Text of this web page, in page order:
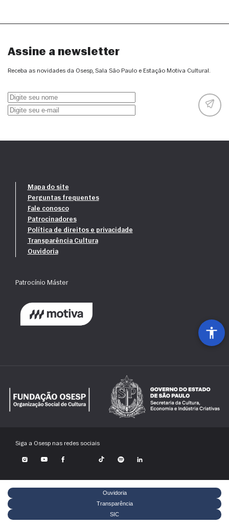
Assine a newsletter
Receba as novidades da Osesp, Sala São Paulo e Estação Motiva Cultural.
Mapa do site
Perguntas frequentes
Fale conosco
Patrocinadores
Política de direitos e privacidade
Transparência Cultura
Ouvidoria
Patrocínio Máster
Siga a Osesp nas redes sociais
Ouvidoria
Transparência
SIC